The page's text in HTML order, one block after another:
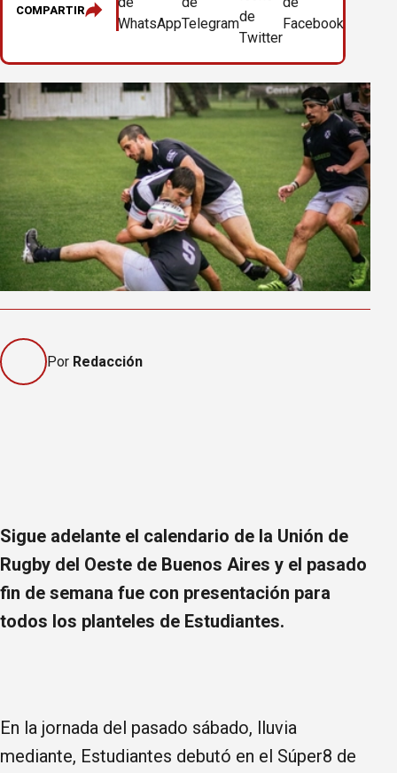
COMPARTIR
Por Redacción
Sigue adelante el calendario de la Unión de
Rugby del Oeste de Buenos Aires y el pasado
fin de semana fue con presentación para
todos los planteles de Estudiantes.
En la jornada del pasado sábado, lluvia
mediante, Estudiantes debutó en el Súper8 de